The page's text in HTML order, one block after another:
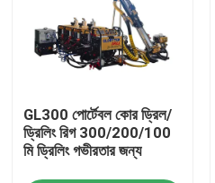
আমাদের সম্পর্কে
কারখানা ভ্রমণ
মান নিয়ন্ত্রণ
GL300 পোর্টেবল কোর ড্রিল/
ড্রিলিং রিগ 300/200/100
মি ড্রিলিং গভীরতার জন্য